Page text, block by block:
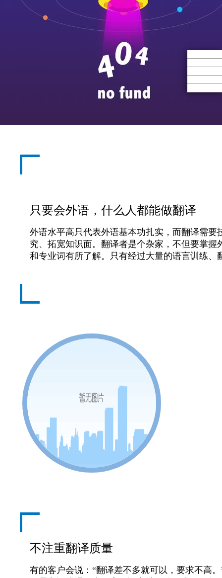
只要会外语，什么人都能做翻译
外语水平高只代表外语基本功扎实，而翻译需
究、拓宽知识面。翻译者是个杂家，不但要掌
和专业词有所了解。只有经过大量的语言训练
不注重翻译质量
有的客户会说：“翻译差不多就可以，要求不高